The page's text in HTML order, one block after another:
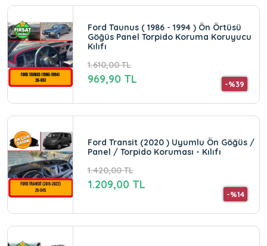
Ford Taunus ( 1986 - 1994 ) Ön Örtüsü
Göğüs Panel Torpido Koruma Koruyucu
Kılıfı
1.610,00 TL
-%39
969,90 TL
Ford Transit (2020 ) Uyumlu Ön Göğüs /
Panel / Torpido Koruması - Kılıfı
1.420,00 TL
-%14
1.209,00 TL